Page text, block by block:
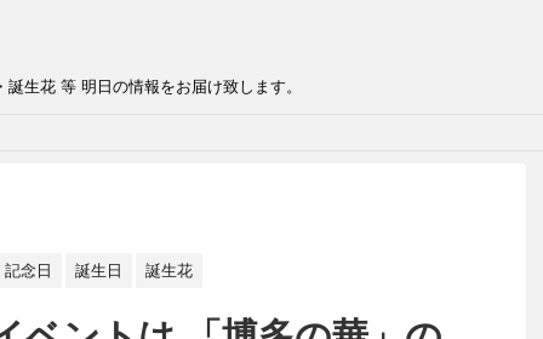
生花 等 明日の情報をお届け致します。
記念日 誕生日 誕生花